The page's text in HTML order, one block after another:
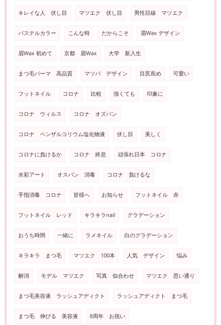
キレイな人 伏し目 マツエク 伏し目 男性目線 マツエク
パステルカラー こんな時 だからこそ 眉Wax デザイン
眉Wax 初めて 京都 眉Wax 大学 新入生
まつ毛パーマ 高品質 マツパ デザイン 目尻長め 可愛い
フットネイル コロナ 比較 強くても 印象に
コロナ ウィルス コロナ オズバン
コロナ ペンザルコリウム塩化物液 伏し目 美しく
コロナに負けるか コロナ 終息 頑張れ日本 コロナ
水彩アート オスバン 消毒 コロナ 負けるな
手指消毒 コロナ 皆様へ お知らせ フットネイル 赤
フットネイル レッド キラキラnail グラデーション
おうち時間 一緒に ラメネイル 白のグラデーション
キラキラ まつ毛 マツエク 100本 人気 デザイン 悩み
解消 モデル マツエク 写真 似合わせ マツエク 思い通り
まつ毛美容液 ラッシュアディクト ラッシュアディクト まつ毛
まつ毛 伸びる 美容液 8周年 お祝い